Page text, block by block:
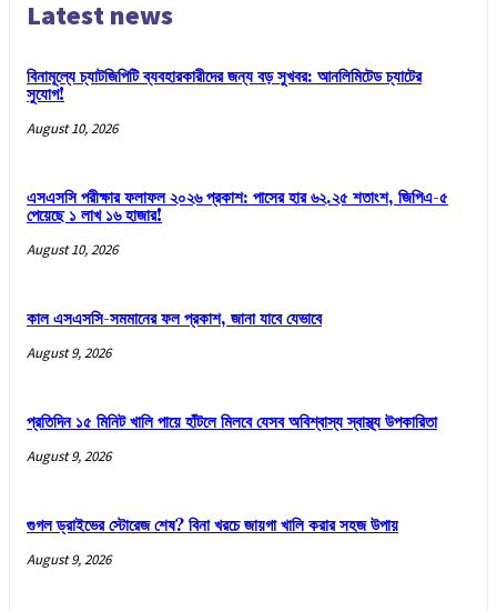
Latest news
বিনামূল্যে চ্যাটজিপিটি ব্যবহারকারীদের জন্য বড় সুখবর: আনলিমিটেড চ্যাটের
সুযোগ!
August 10, 2026
এসএসসি পরীক্ষার ফলাফল ২০২৬ প্রকাশ: পাসের হার ৬২.২৫ শতাংশ, জিপিএ-৫
পেয়েছে ১ লাখ ১৬ হাজার!
August 10, 2026
কাল এসএসসি-সমমানের ফল প্রকাশ, জানা যাবে যেভাবে
August 9, 2026
প্রতিদিন ১৫ মিনিট খালি পায়ে হাঁটলে মিলবে যেসব অবিশ্বাস্য স্বাস্থ্য উপকারিতা
August 9, 2026
গুগল ড্রাইভের স্টোরেজ শেষ? বিনা খরচে জায়গা খালি করার সহজ উপায়
August 9, 2026